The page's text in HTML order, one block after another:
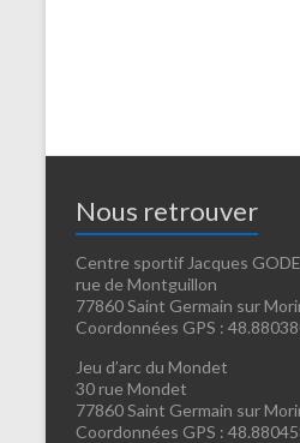
Nous retrouver
Centre sportif Jacques
rue de Montguillon
77860 Saint Germain sur
Coordonnées GPS :
Jeu d’arc du Mondet
30 rue Mondet
77860 Saint Germain sur
Coordonnées GPS :